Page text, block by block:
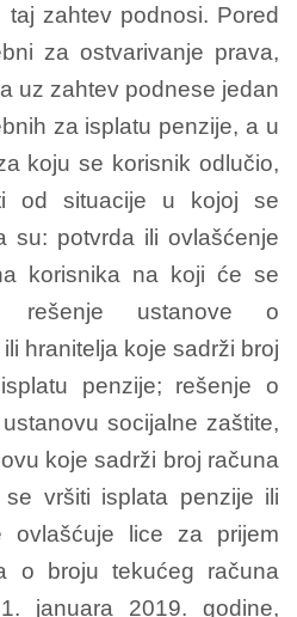
zahtev podnosi. Pored
za ostvarivanje prava,
uz zahtev podnese jedan
za isplatu penzije, a u
koju se korisnik odlučio,
od situacije u kojoj se
su: potvrda ili ovlašćenje
korisnika na koji će se
rešenje ustanove o
hranitelja koje sadrži broj
penzije; rešenje o
socijalne zaštite,
koje sadrži broj računa
vršiti isplata penzije ili
ovlašćuje lice za prijem
o broju tekućeg računa
januara 2019. godine,